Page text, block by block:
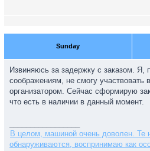
Sunday
Извиняюсь за задержку с заказом. Я,
соображениям, не смогу участвовать
организатором. Сейчас сформирую
что есть в наличии в данный момент.
В целом, машиной очень доволен. Те
обнаруживаются, воспринимаю как